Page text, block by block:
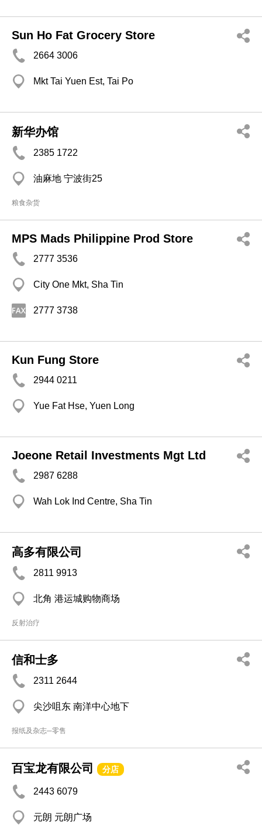
Sun Ho Fat Grocery Store
2664 3006
Mkt Tai Yuen Est, Tai Po
新华办馆
2385 1722
油麻地 宁波街25
粮食杂货
MPS Mads Philippine Prod Store
2777 3536
City One Mkt, Sha Tin
2777 3738
Kun Fung Store
2944 0211
Yue Fat Hse, Yuen Long
Joeone Retail Investments Mgt Ltd
2987 6288
Wah Lok Ind Centre, Sha Tin
高多有限公司
2811 9913
北角 港运城购物商场
反射治疗
信和士多
2311 2644
尖沙咀东 南洋中心地下
报纸及杂志─零售
百宝龙有限公司 分店
2443 6079
元朗 元朗广场